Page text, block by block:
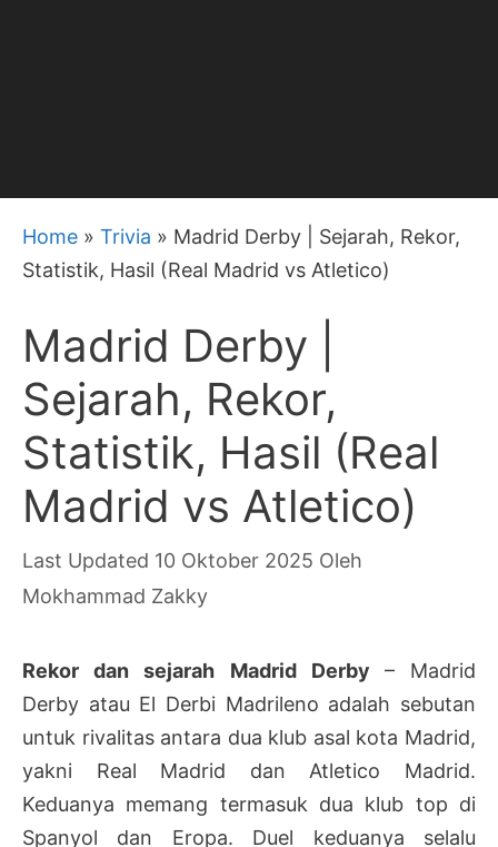
Home » Trivia » Madrid Derby | Sejarah, Rekor,
Statistik, Hasil (Real Madrid vs Atletico)
Madrid Derby |
Sejarah, Rekor,
Statistik, Hasil (Real
Madrid vs Atletico)
10 Oktober 2025 Oleh
Mokhammad Zakky
Rekor dan sejarah Madrid Derby – Madrid
Derby atau El Derbi Madrileno adalah sebutan
untuk rivalitas antara dua klub asal kota Madrid,
yakni Real Madrid dan Atletico Madrid.
Keduanya memang termasuk dua klub top di
Spanyol dan Eropa. Duel keduanya selalu